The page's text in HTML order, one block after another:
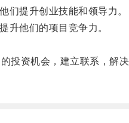
提升创业技能和领导力。
他们的项目竞争力。
投资机会，建立联系，解